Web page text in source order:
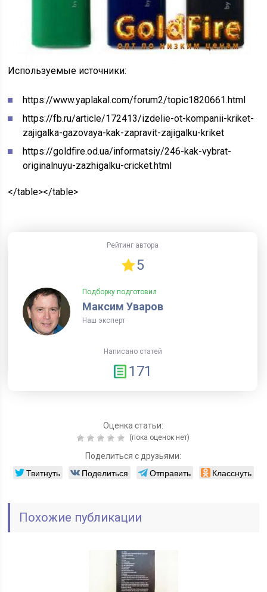
Используемые источники:
https://www.yaplakal.com/forum2/topic1820661.html
https://fb.ru/article/172413/izdelie-ot-kompanii-kriket-
zajigalka-gazovaya-kak-zapravit-zajigalku-kriket
https://goldfire.od.ua/informatsiy/246-kak-vybrat-
originalnuyu-zazhigalku-cricket.html
</table></table>
Рейтинг автора
5
Подборку подготовил
Максим Уваров
Наш эксперт
Написано статей
171
Оценка статьи:
(пока оценок нет)
Поделиться с друзьями:
Твитнуть Поделиться Отправить Класснуть
Похожие публикации